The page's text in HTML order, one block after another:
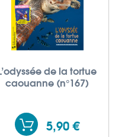
de la tortue
caouanne (n°167)
5,90 €